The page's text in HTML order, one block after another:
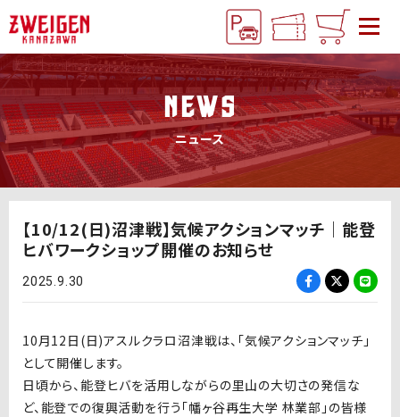
NEWS
ニュース
【10/12(日)沼津戦】気候アクションマッチ｜能登
ヒバワークショップ開催のお知らせ
2025.9.30
10月12日(日)アスルクラロ沼津戦は、「気候アクションマッチ」
として開催します。
日頃から、能登ヒバを活用しながらの里山の大切さの発信な
ど、能登での復興活動を行う「幡ヶ谷再生大学 林業部」の皆様